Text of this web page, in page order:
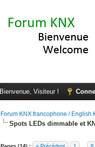
Bienvenue, Visiteur !
Forum KNX francophone / English
Spots LEDs dimmable et
Moyenne : 5 (2 vote(s))
1
2
3
4
5